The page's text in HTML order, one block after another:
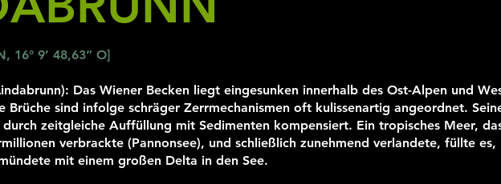
16° 9’ 48,63” O]
Das Wiener Becken liegt eingesunken innerhalb des Ost-Alpen und
Brüche sind infolge schräger Zerrmechanismen oft kulissenartig angeordnet.
zeitgleiche Auffüllung mit Sedimenten kompensiert. Ein tropisches Meer,
verbrackte (Pannonsee), und schließlich zunehmend verlandete, füllte es,
mit einem großen Delta in den See.